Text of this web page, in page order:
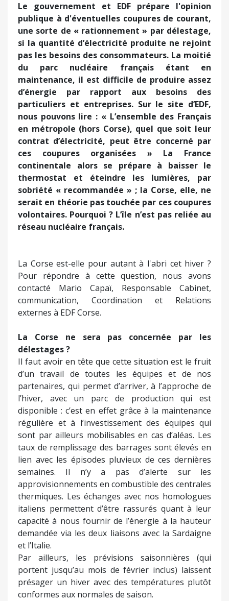
Le gouvernement et EDF prépare l'opinion
publique à d'éventuelles coupures de courant,
une sorte de « rationnement » par délestage,
si la quantité d’électricité produite ne rejoint
pas les besoins des consommateurs. La moitié
du parc nucléaire français étant en
maintenance, il est difficile de produire assez
d’énergie par rapport aux besoins des
particuliers et entreprises. Sur le site d’EDF,
nous pouvons lire : « L’ensemble des Français
en métropole (hors Corse), quel que soit leur
contrat d’électricité, peut être concerné par
ces coupures organisées » La France
continentale alors se prépare à baisser le
thermostat et éteindre les lumières, par
sobriété « recommandée » ; la Corse, elle, ne
serait en théorie pas touchée par ces coupures
volontaires. Pourquoi ? L’île n’est pas reliée au
réseau nucléaire français.
La Corse est-elle pour autant à l'abri cet hiver ?
Pour répondre à cette question, nous avons
contacté Mario Capaï, Responsable Cabinet,
communication, Coordination et Relations
externes à EDF Corse.
La Corse ne sera pas concernée par les
délestages ?
Il faut avoir en tête que cette situation est le fruit
d’un travail de toutes les équipes et de nos
partenaires, qui permet d’arriver, à l’approche de
l’hiver, avec un parc de production qui est
disponible : c’est en effet grâce à la maintenance
régulière et à l’investissement des équipes qui
sont par ailleurs mobilisables en cas d’aléas. Les
taux de remplissage des barrages sont élevés en
lien avec les épisodes pluvieux de ces dernières
semaines. Il n’y a pas d’alerte sur les
approvisionnements en combustible des centrales
thermiques. Les échanges avec nos homologues
italiens permettent d’être rassurés quant à leur
capacité à nous fournir de l’énergie à la hauteur
demandée via les deux liaisons avec la Sardaigne
et l’Italie.
Par ailleurs, les prévisions saisonnières (qui
portent jusqu’au mois de février inclus) laissent
présager un hiver avec des températures plutôt
conformes aux normales de saison.